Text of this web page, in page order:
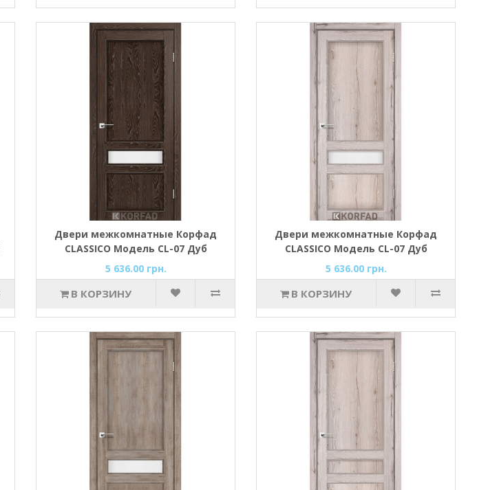
Двери межкомнатные Корфад
CLASSICO Модель CL-07 Дуб
марсала
5 636.00 грн.
В КОРЗИНУ
Двери межкомнатные Корфад
CLASSICO Модель CL-07 Дуб
нордик
5 636.00 грн.
В КОРЗИНУ